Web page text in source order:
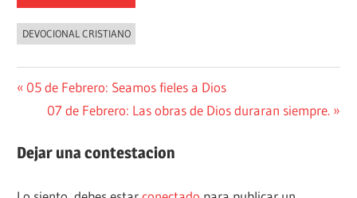
DEVOCIONAL CRISTIANO
Navegación
entradas
Entrada
anterior:
05 de Febrero: Seamos fieles a Dios
Siguiente
07 de Febrero: Las obras de Dios duraran siempre.
Dejar una contestacion